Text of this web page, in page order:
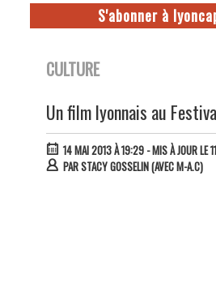
S'abonner à
CULTURE
Un film lyonnais au
14 MAI 2013 À 19:29- MIS À JOUR LE
PARSTACY GOSSELIN (AVEC M-A.C)